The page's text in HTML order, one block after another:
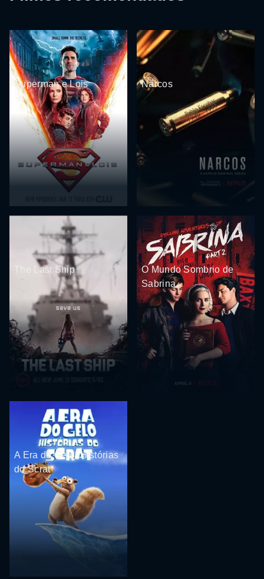
Superman e Lois Narcos
The Last Ship
O Mundo Sombrio de
Sabrina
A Era do Gelo: Histórias
do Scrat